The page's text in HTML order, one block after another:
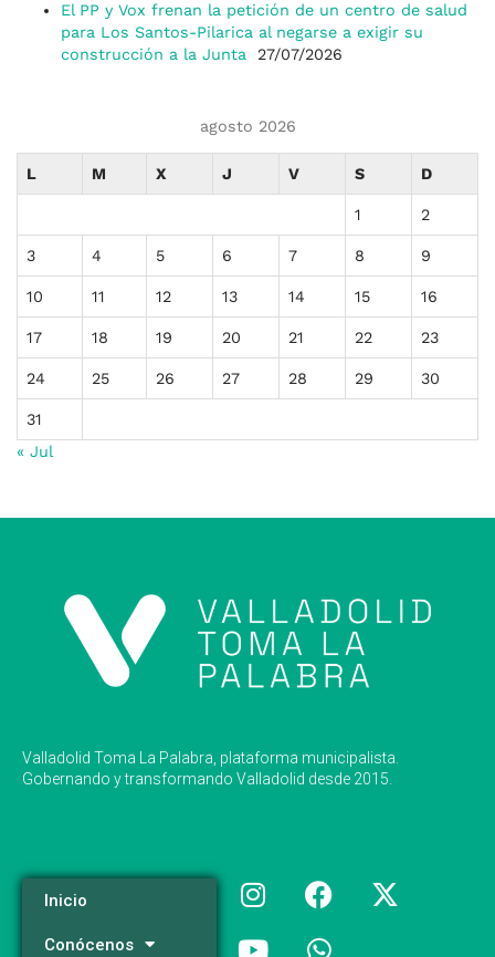
El PP y Vox frenan la petición de un centro de salud
para Los Santos-Pilarica al negarse a exigir su
construcción a la Junta
27/07/2026
agosto 2026
L M X J V S D
1 2
3 4 5 6 7 8 9
10 11 12 13 14 15 16
17 18 19 20 21 22 23
24 25 26 27 28 29 30
31
« Jul
Valladolid Toma La Palabra, plataforma municipalista.
Gobernando y transformando Valladolid desde 2015.
Inicio
Conócenos